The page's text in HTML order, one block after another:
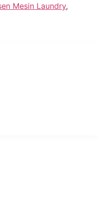
Mesin Laundry,